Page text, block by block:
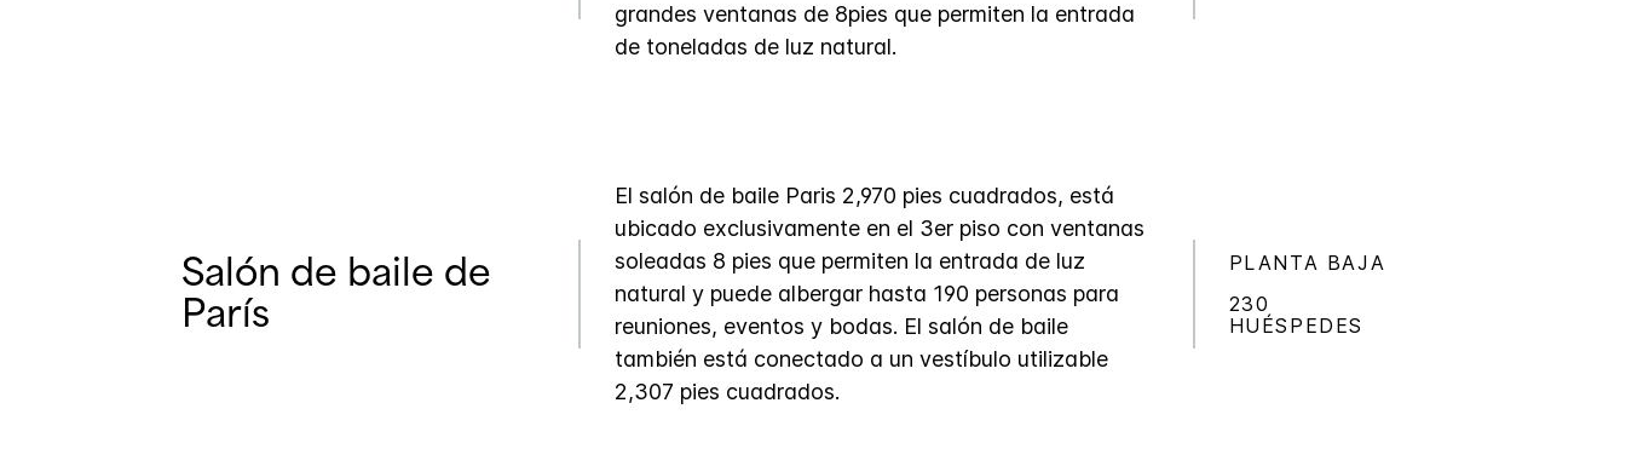
grandes ventanas de 8pies que permiten la entrada
de toneladas de luz natural.
Salón de baile de
París
El salón de baile Paris 2,970 pies cuadrados, está
ubicado exclusivamente en el 3er piso con ventanas
soleadas 8 pies que permiten la entrada de luz
natural y puede albergar hasta 190 personas para
reuniones, eventos y bodas. El salón de baile
también está conectado a un vestíbulo utilizable
2,307 pies cuadrados.
PLANTA BAJA
230
HUÉSPEDES